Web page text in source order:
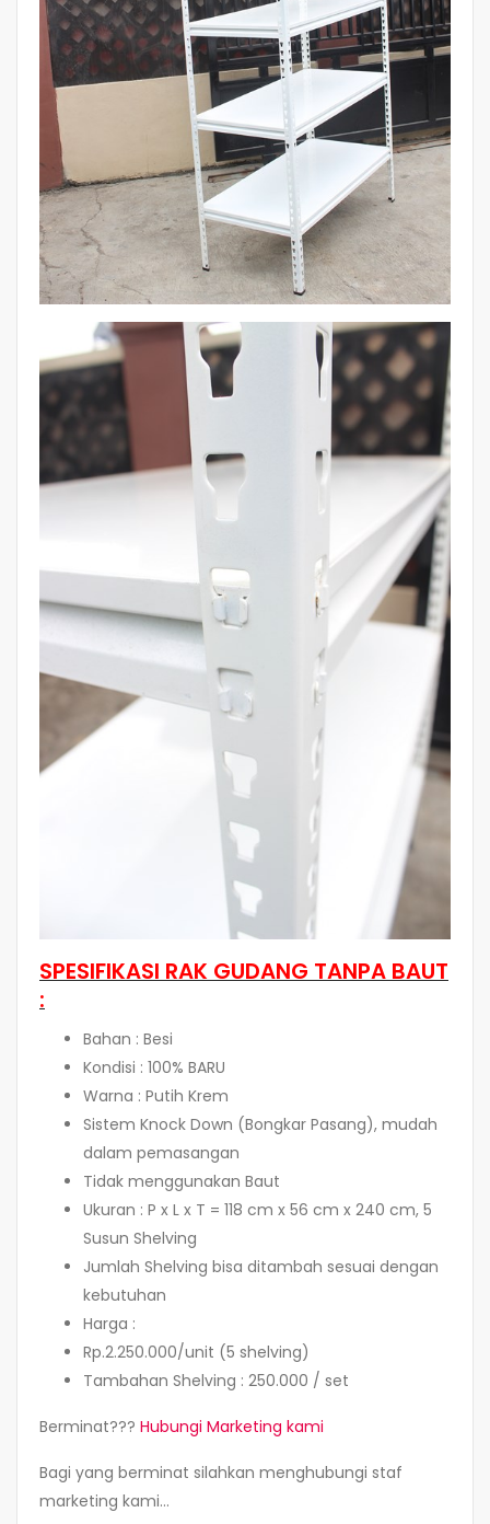
SPESIFIKASI RAK GUDANG TANPA BAUT
:
Bahan : Besi
Kondisi : 100% BARU
Warna : Putih Krem
Sistem Knock Down (Bongkar Pasang), mudah
dalam pemasangan
Tidak menggunakan Baut
Ukuran : P x L x T = 118 cm x 56 cm x 240 cm, 5
Susun Shelving
Jumlah Shelving bisa ditambah sesuai dengan
kebutuhan
Harga :
Rp.2.250.000/unit (5 shelving)
Tambahan Shelving : 250.000 / set
Berminat??? Hubungi Marketing kami
Bagi yang berminat silahkan menghubungi staf
marketing kami…